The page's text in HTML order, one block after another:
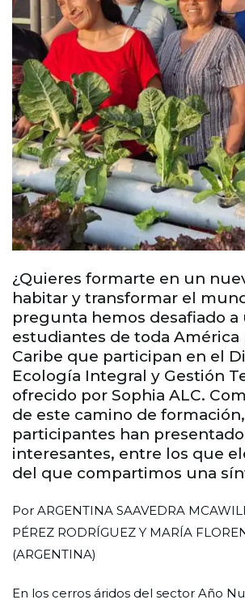
¿Quieres formarte en un
habitar y transformar el
pregunta hemos desafiado
estudiantes de toda América
Caribe que participan en el
Ecología Integral y Gestión
ofrecido por Sophia ALC.
de este camino de
participantes han
interesantes, entre los que
del que compartimos una
Por ARGENTINA SAAVEDRA
PÉREZ RODRÍGUEZ Y MARÍA
(ARGENTINA)
En los cerros áridos del sector Año